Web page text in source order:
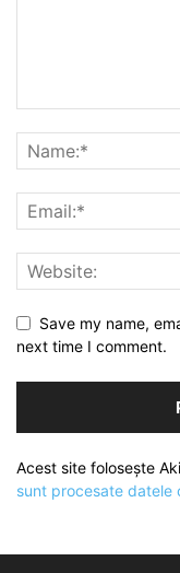
Save my name,
next time I comment.
Acest site folosește
sunt procesate datele